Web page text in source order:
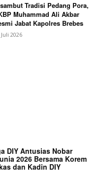
Tradisi Pedang Pora,
Muhammad Ali Akbar
Jabat Kapolres Brebes
2026
DIY Antusias Nobar
2026 Bersama Korem
dan Kadin DIY